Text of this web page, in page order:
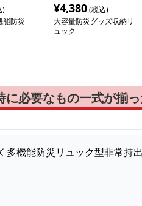
)
能防災
¥4,380(税込)
大容量防災グッズ収納リ
ュック
に必要なもの一式が揃